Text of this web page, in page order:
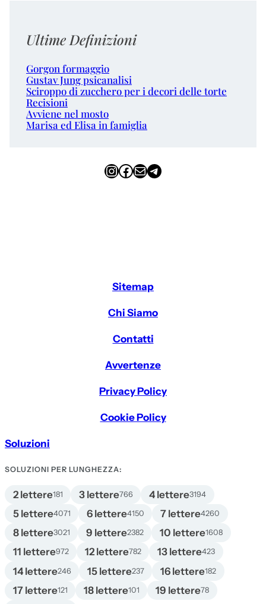
Ultime Definizioni
Gorgon formaggio
Gustav Jung psicanalisi
Sciroppo di zucchero per i decori delle torte
Recisioni
Avviene nel mosto
Marisa ed Elisa in famiglia
InstagramFacebook Email Telegram
Sitemap
Chi Siamo
Contatti
Avvertenze
Privacy Policy
Cookie Policy
Soluzioni
SOLUZIONI PER LUNGHEZZA:
2 lettere181 3 lettere766 4 lettere3194
5 lettere4071 6 lettere4150 7 lettere4260
8 lettere3021 9 lettere2382 10 lettere1608
11 lettere972 12 lettere782 13 lettere423
14 lettere246 15 lettere237 16 lettere182
17 lettere121 18 lettere101 19 lettere78